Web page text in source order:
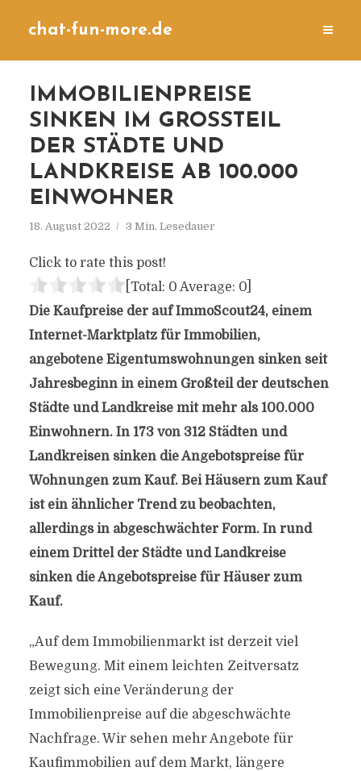
chat-fun-more.de
IMMOBILIENPREISE
SINKEN IM GROSSTEIL D
ER STÄDTE UND L
ANDKREISE AB 100.000 E
INWOHNER
18. August 2022 3 Min. Lesedauer
Click to rate this post!
[Total: 0 Average: 0]
Die Kaufpreise der auf ImmoScout24, einem
Internet-Marktplatz für Immobilien,
angebotene Eigentumswohnungen sinken seit
Jahresbeginn in einem Großteil der deutschen
Städte und Landkreise mit mehr als 100.000
Einwohnern. In 173 von 312 Städten und
Landkreisen sinken die Angebotspreise für
Wohnungen zum Kauf. Bei Häusern zum Kauf
ist ein ähnlicher Trend zu beobachten,
allerdings in abgeschwächter Form. In rund
einem Drittel der Städte und Landkreise
sinken die Angebotspreise für Häuser zum
Kauf.
„Auf dem Immobilienmarkt ist derzeit viel
Bewegung. Mit einem leichten Zeitversatz
zeigt sich eine Veränderung der
Immobilienpreise auf die abgeschwächte
Nachfrage. Wir sehen mehr Angebote für
Kaufimmobilien auf dem Markt, längere